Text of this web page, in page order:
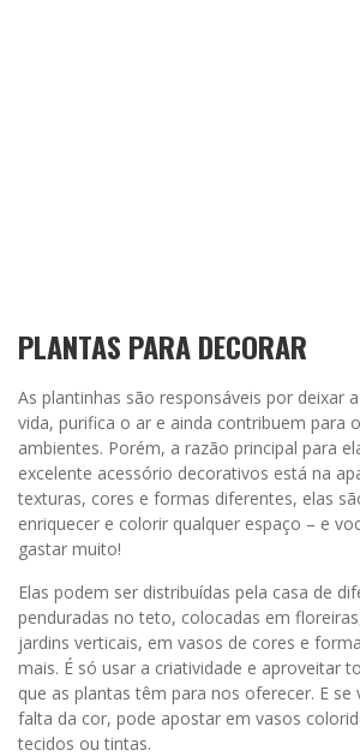
PLANTAS PARA DECORAR
As plantinhas são responsáveis por deixar
vida, purifica o ar e ainda contribuem para
ambientes. Porém, a razão principal para
excelente acessório decorativos está na
texturas, cores e formas diferentes, elas
enriquecer e colorir qualquer espaço – e
gastar muito!
Elas podem ser distribuídas pela casa de
penduradas no teto, colocadas em
jardins verticais, em vasos de cores e
mais. É só usar a criatividade e aproveitar
que as plantas têm para nos oferecer. E se
falta da cor, pode apostar em vasos
tecidos ou tintas.